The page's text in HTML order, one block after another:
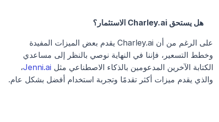
هل يستحق Charley.ai الاستثمار؟
الكتابة الآخرين المدعومين بالذكاء الاصطناعي مثل
والذي يقدم ميزات أكثر تقدمًا وتجربة استخدام أفضل بشكل عام.